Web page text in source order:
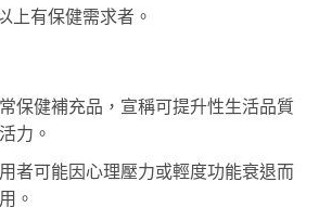
上有保健需求者。
保健補充品，宣稱可提升性生活品質
力。
者可能因心理壓力或輕度功能衰退而
。